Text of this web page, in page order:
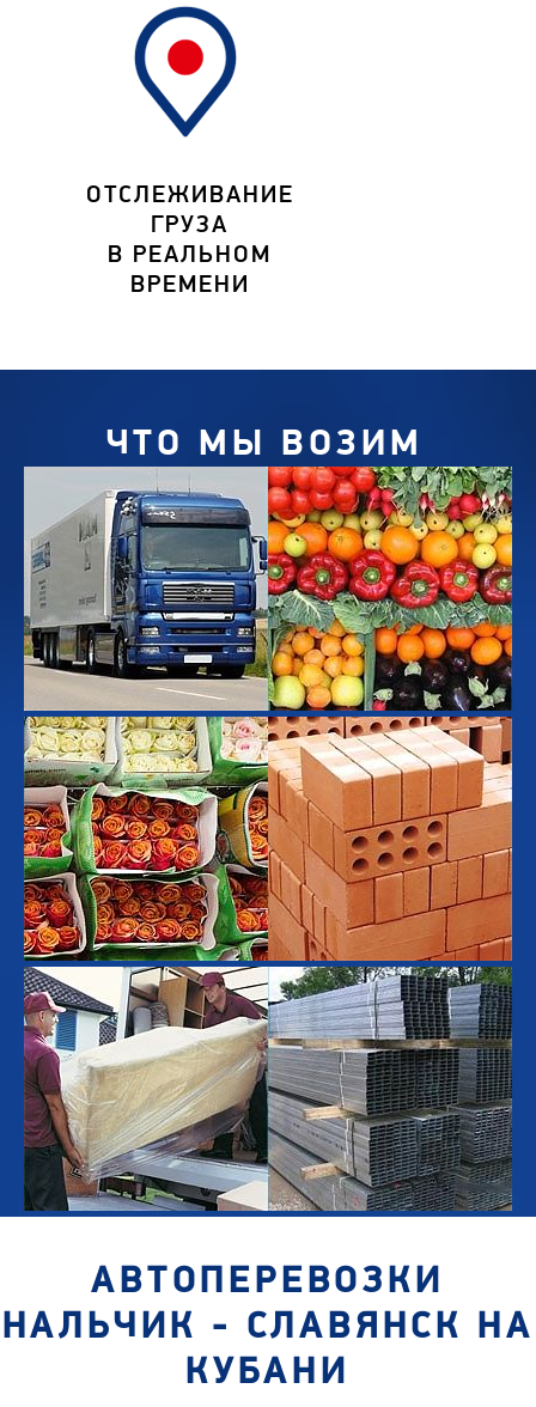
ОТСЛЕЖИВАНИЕ
ГРУЗА
В РЕАЛЬНОМ
ВРЕМЕНИ
ЧТО МЫ ВОЗИМ
АВТОПЕРЕВОЗКИ
НАЛЬЧИК - СЛАВЯНСК НА
КУБАНИ